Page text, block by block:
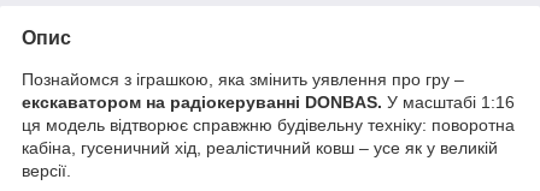
Опис
Познайомся з іграшкою, яка змінить уявлення про гру –
екскаватором на радіокеруванні DONBAS. У масштабі 1:16
ця модель відтворює справжню будівельну техніку: поворотна
кабіна, гусеничний хід, реалістичний ковш – усе як у великій
версії.